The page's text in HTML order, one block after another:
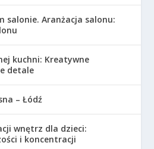
salonie. Aranżacja salonu:
kuchni: Kreatywne
detale
– Łódź
wnętrz dla dzieci:
i koncentracji